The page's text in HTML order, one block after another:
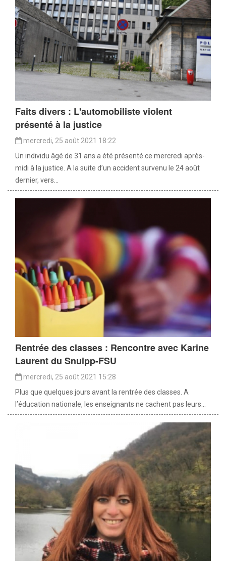
Faits divers : L'automobiliste violent
présenté à la justice
mercredi, 25 août 2021 18:22
Un individu âgé de 31 ans a été présenté ce mercredi après-
midi à la justice. A la suite d’un accident survenu le 24 août
dernier, vers...
Rentrée des classes : Rencontre avec Karine
Laurent du Snuipp-FSU
mercredi, 25 août 2021 15:28
Plus que quelques jours avant la rentrée des classes. A
l’éducation nationale, les enseignants ne cachent pas leurs...